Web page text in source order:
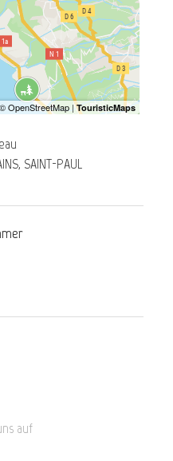
SAINT-PAUL
auf